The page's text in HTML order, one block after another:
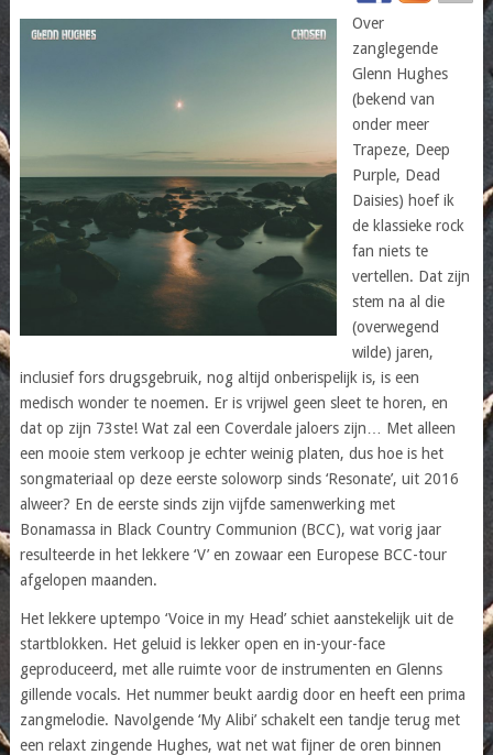
Over
zanglegende
Glenn Hughes
(bekend van
onder meer
Trapeze, Deep
Purple, Dead
Daisies) hoef ik
de klassieke rock
fan niets te
vertellen. Dat zijn
stem na al die
(overwegend
wilde) jaren,
inclusief fors drugsgebruik, nog altijd onberispelijk is, is een
medisch wonder te noemen. Er is vrijwel geen sleet te horen, en
dat op zijn 73ste! Wat zal een Coverdale jaloers zijn… Met alleen
een mooie stem verkoop je echter weinig platen, dus hoe is het
songmateriaal op deze eerste soloworp sinds ‘Resonate’, uit 2016
alweer? En de eerste sinds zijn vijfde samenwerking met
Bonamassa in Black Country Communion (BCC), wat vorig jaar
resulteerde in het lekkere ‘V’ en zowaar een Europese BCC-tour
afgelopen maanden.
Het lekkere uptempo ‘Voice in my Head’ schiet aanstekelijk uit de
startblokken. Het geluid is lekker open en in-your-face
geproduceerd, met alle ruimte voor de instrumenten en Glenns
gillende vocals. Het nummer beukt aardig door en heeft een prima
zangmelodie. Navolgende ‘My Alibi’ schakelt een tandje terug met
een relaxt zingende Hughes, wat net wat fijner de oren binnen